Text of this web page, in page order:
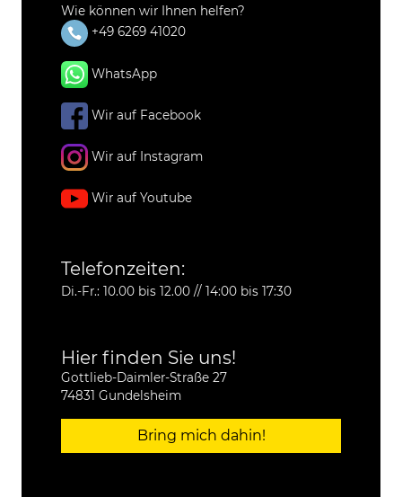
Wie können wir Ihnen helfen?
+49 6269 41020
WhatsApp
Wir auf Facebook
Wir auf Instagram
Wir auf Youtube
Telefonzeiten:
Di.-Fr.: 10.00 bis 12.00 // 14:00 bis 17:30
Hier finden Sie uns!
Gottlieb-Daimler-Straße 27
74831 Gundelsheim
Bring mich dahin!